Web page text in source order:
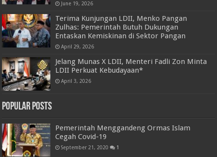
June 19, 2026
Terima Kunjungan LDII, Menko Pangan
Zulhas: Pemerintah Butuh Dukungan
Entaskan Kemiskinan di Sektor Pangan
April 29, 2026
Jelang Munas X LDII, Menteri Fadli Zon Minta
LDII Perkuat Kebudayaan*
April 3, 2026
Popular Posts
Pemerintah Menggandeng Ormas Islam
Cegah Covid-19
September 21, 2020 1